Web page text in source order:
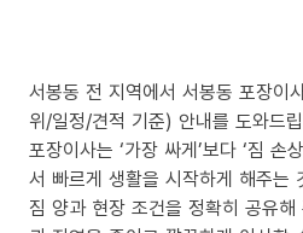
서봉동 전 지역에서 서봉동 포장이
위/일정/견적 기준) 안내를 도와드
포장이사는 ‘가장 싸게’보다 ‘짐
서 빠르게 생활을 시작하게 해주는
짐 양과 현장 조건을 정확히 공유